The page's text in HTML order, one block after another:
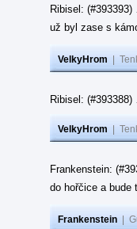
Ribisel:
už byl zase s
VelkyHrom
Ribisel:
VelkyHrom
Frankenstein:
do hořčice a
Frankenstein